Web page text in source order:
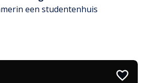
in een studentenhuis